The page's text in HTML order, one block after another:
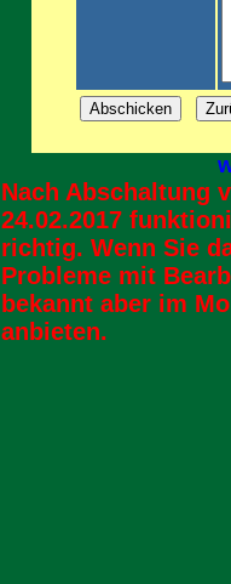
Nach Abschaltung
24.02.2017
richtig. Wenn Sie
Probleme mit
bekannt aber im
anbieten.